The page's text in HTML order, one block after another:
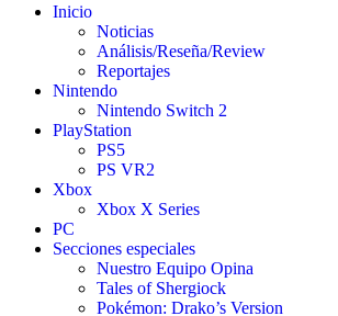
Inicio
Noticias
Análisis/Reseña/Review
Reportajes
Nintendo
Nintendo Switch 2
PlayStation
PS5
PS VR2
Xbox
Xbox X Series
PC
Secciones especiales
Nuestro Equipo Opina
Tales of Shergiock
Pokémon: Drako’s Version